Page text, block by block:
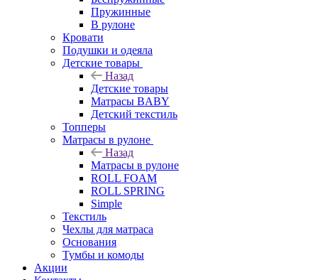
Пружинные
В рулоне
Кровати
Подушки и одеяла
Детские товары
Назад
Детские товары
Матрасы BABY
Детский текстиль
Топперы
Матрасы в рулоне
Назад
Матрасы в рулоне
ROLL FOAM
ROLL SPRING
Simple
Текстиль
Чехлы для матраса
Основания
Тумбы и комоды
Акции